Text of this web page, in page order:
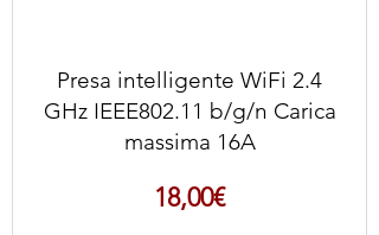
Presa intelligente WiFi 2.4
GHz IEEE802.11 b/g/n Carica
massima 16A
18,00€Prezzo